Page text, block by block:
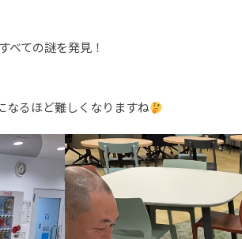
べての謎を発見！
なるほど難しくなりますね